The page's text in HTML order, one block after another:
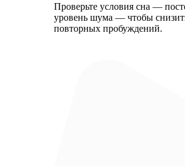
Проверьте условия сна —
уровень шума — чтобы
повторных пробуждений.